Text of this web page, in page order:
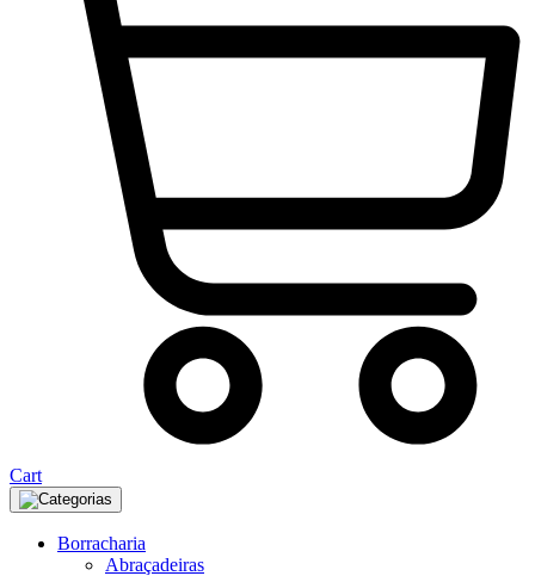
Cart
Categorias
Borracharia
Abraçadeiras